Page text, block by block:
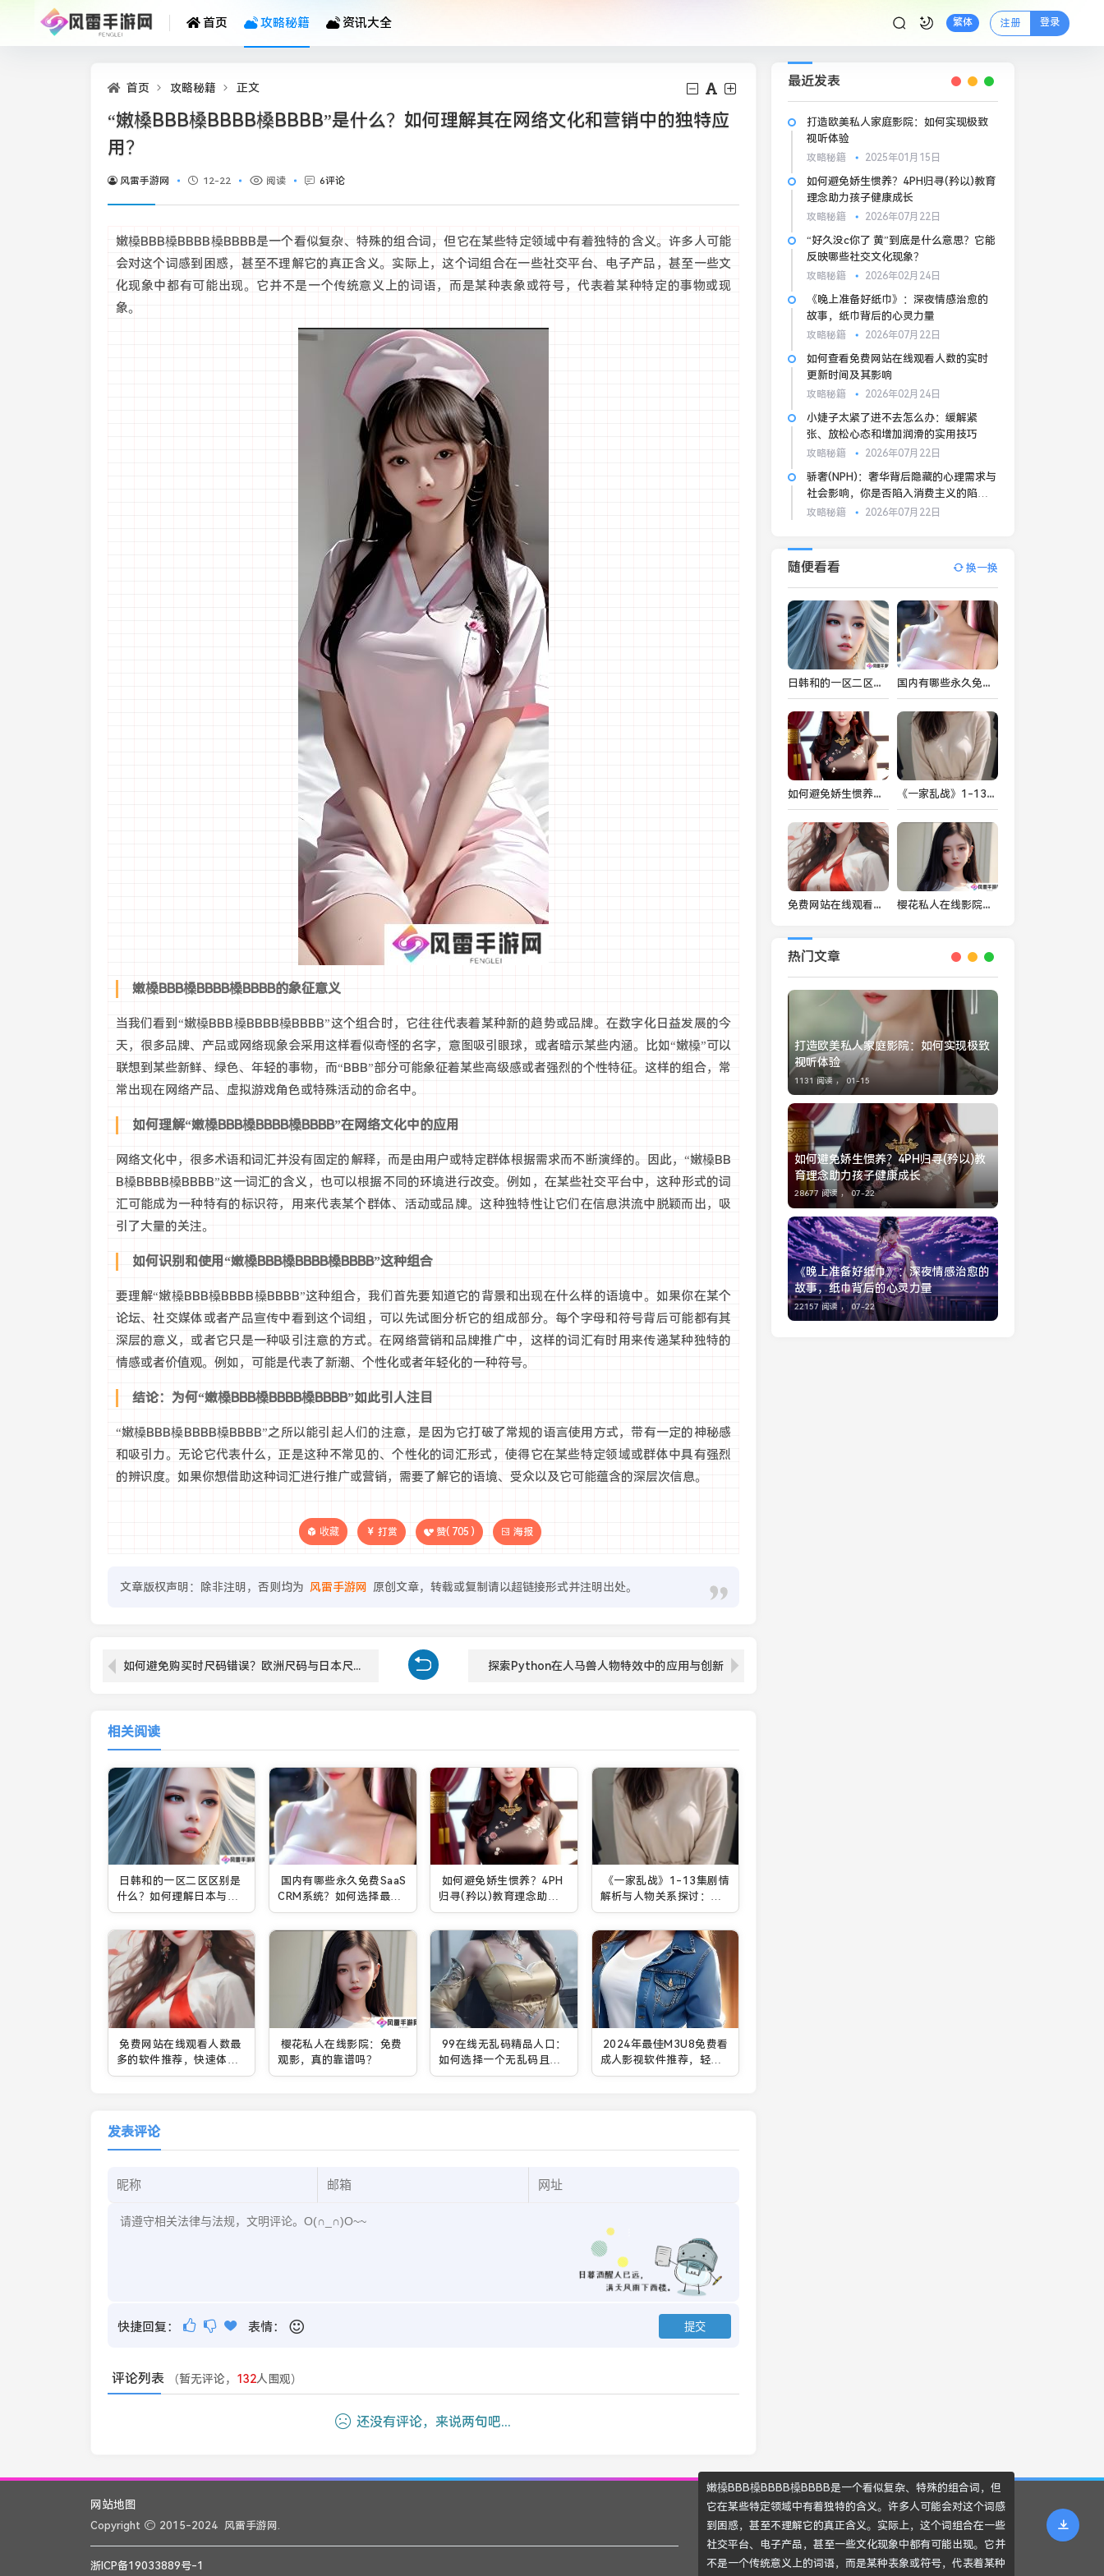
首页 攻略秘籍 资讯大全 繁体 注册 登录
首页 攻略秘籍 正文
“嫩槡BBB槡BBBB槡BBBB”是什么？如何理解其在网络文化和营销中的独特应
用？
风雷手游网 12-22 阅读 6评论
嫩槡BBB槡BBBB槡BBBB是一个看似复杂、特殊的组合词，但它在某些特定领域中有着独特的含义。许多人可能
会对这个词感到困惑，甚至不理解它的真正含义。实际上，这个词组合在一些社交平台、电子产品，甚至一些文
化现象中都有可能出现。它并不是一个传统意义上的词语，而是某种表象或符号，代表着某种特定的事物或现
象。
嫩槡BBB槡BBBB槡BBBB的象征意义
当我们看到“嫩槡BBB槡BBBB槡BBBB”这个组合时，它往往代表着某种新的趋势或品牌。在数字化日益发展的今
天，很多品牌、产品或网络现象会采用这样看似奇怪的名字，意图吸引眼球，或者暗示某些内涵。比如“嫩槡”可以
联想到某些新鲜、绿色、年轻的事物，而“BBB”部分可能象征着某些高级感或者强烈的个性特征。这样的组合，常
常出现在网络产品、虚拟游戏角色或特殊活动的命名中。
如何理解“嫩槡BBB槡BBBB槡BBBB”在网络文化中的应用
网络文化中，很多术语和词汇并没有固定的解释，而是由用户或特定群体根据需求而不断演绎的。因此，“嫩槡BB
B槡BBBB槡BBBB”这一词汇的含义，也可以根据不同的环境进行改变。例如，在某些社交平台中，这种形式的词
汇可能成为一种特有的标识符，用来代表某个群体、活动或品牌。这种独特性让它们在信息洪流中脱颖而出，吸
引了大量的关注。
如何识别和使用“嫩槡BBB槡BBBB槡BBBB”这种组合
要理解“嫩槡BBB槡BBBB槡BBBB”这种组合，我们首先要知道它的背景和出现在什么样的语境中。如果你在某个
论坛、社交媒体或者产品宣传中看到这个词组，可以先试图分析它的组成部分。每个字母和符号背后可能都有其
深层的意义，或者它只是一种吸引注意的方式。在网络营销和品牌推广中，这样的词汇有时用来传递某种独特的
情感或者价值观。例如，可能是代表了新潮、个性化或者年轻化的一种符号。
结论：为何“嫩槡BBB槡BBBB槡BBBB”如此引人注目
“嫩槡BBB槡BBBB槡BBBB”之所以能引起人们的注意，是因为它打破了常规的语言使用方式，带有一定的神秘感
和吸引力。无论它代表什么，正是这种不常见的、个性化的词汇形式，使得它在某些特定领域或群体中具有强烈
的辨识度。如果你想借助这种词汇进行推广或营销，需要了解它的语境、受众以及它可能蕴含的深层次信息。
收藏 打赏 赞( 705 ) 海报
文章版权声明：除非注明，否则均为 风雷手游网 原创文章，转载或复制请以超链接形式并注明出处。
如何避免购买时尺码错误？欧洲尺码与日本尺码之间的完美转换你知道多少？ 探索Python在人马兽人物特效中的应用与创新
相关阅读
日韩和的一区二区区别是
什么？如何理解日本与韩
国文化中的“和”与“一区二
区”？
国内有哪些永久免费SaaS
CRM系统？如何选择最适
合你的平台？
如何避免娇生惯养？4PH
归寻(矜以)教育理念助力
孩子健康成长
《一家乱战》1-13集剧情
解析与人物关系探讨：家
庭纷争与情感纠葛的深度
剖析
免费网站在线观看人数最
多的软件推荐，快速体验
高清影视资源
樱花私人在线影院：免费
观影，真的靠谱吗？
99在线无乱码精品️人口：
如何选择一个无乱码且高
质量的在线平台？
2024年最佳M3U8免费看
成人影视软件推荐，轻松
观看热门影视内容
发表评论
快捷回复： 表情：
评论列表 （暂无评论， 132人围观）
还没有评论，来说两句吧...
最近发表
打造欧美私人家庭影院：如何实现极致
视听体验
攻略秘籍 2025年01月15日
如何避免娇生惯养？4PH归寻(矜以)教育
理念助力孩子健康成长
攻略秘籍 2026年07月22日
“好久没c你了 黄”到底是什么意思？它能
反映哪些社交文化现象？
攻略秘籍 2026年02月24日
《晚上准备好纸巾》：深夜情感治愈的
故事，纸巾背后的心灵力量
攻略秘籍 2026年07月22日
如何查看免费网站在线观看人数的实时
更新时间及其影响
攻略秘籍 2026年02月24日
小婕子太紧了进不去怎么办：缓解紧
张、放松心态和增加润滑的实用技巧
攻略秘籍 2026年07月22日
骄奢(NPH)：奢华背后隐藏的心理需求与
社会影响，你是否陷入消费主义的陷
阱？
攻略秘籍 2026年07月22日
随便看看 换一换
日韩和的一区二区区别是什么？如何理解日本与韩国文化中的“和”与“一区二区”？ 国内有哪些永久免费SaaS CRM系统？如何选择最适合你的平台？
如何避免娇生惯养？4PH归寻(矜以)教育理念助力孩子健康成长 《一家乱战》1-13集剧情解析与人物关系探讨：家庭纷争与情感纠葛的深度剖析
免费网站在线观看人数最多的软件推荐，快速体验高清影视资源 樱花私人在线影院：免费观影，真的靠谱吗？
热门文章
打造欧美私人家庭影院：如何实现极致
视听体验
1131 阅读 ， 01-15
如何避免娇生惯养？4PH归寻(矜以)教
育理念助力孩子健康成长
28677 阅读 ， 07-22
《晚上准备好纸巾》：深夜情感治愈的
故事，纸巾背后的心灵力量
22157 阅读 ， 07-22
网站地图
Copyright 2015-2024 风雷手游网.
嫩槡BBB槡BBBB槡BBBB是一个看似复杂、特殊的组合词，但
它在某些特定领域中有着独特的含义。许多人可能会对这个词感
到困惑，甚至不理解它的真正含义。实际上，这个词组合在一些
社交平台、电子产品，甚至一些文化现象中都有可能出现。它并
不是一个传统意义上的词语，而是某种表象或符号，代表着某种
浙ICP备19033889号-1